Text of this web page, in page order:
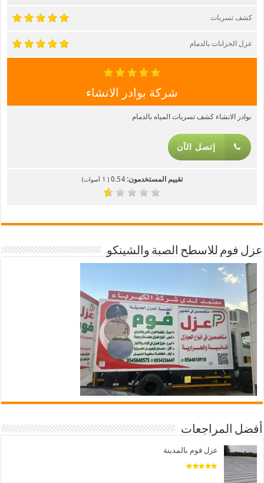
كشف تسربات
عزل الخزانات بالدمام
شركة بوادر الانشاء
بوادر الانشاء كشف تسربات المياه بالدمام
إتصل الآن
تقييم المستخدمون:0.54
(
1 أصوات)
عزل فوم للاسطح الصبة والشينكو
أفضل المراجعات
عزل فوم بالمدينة